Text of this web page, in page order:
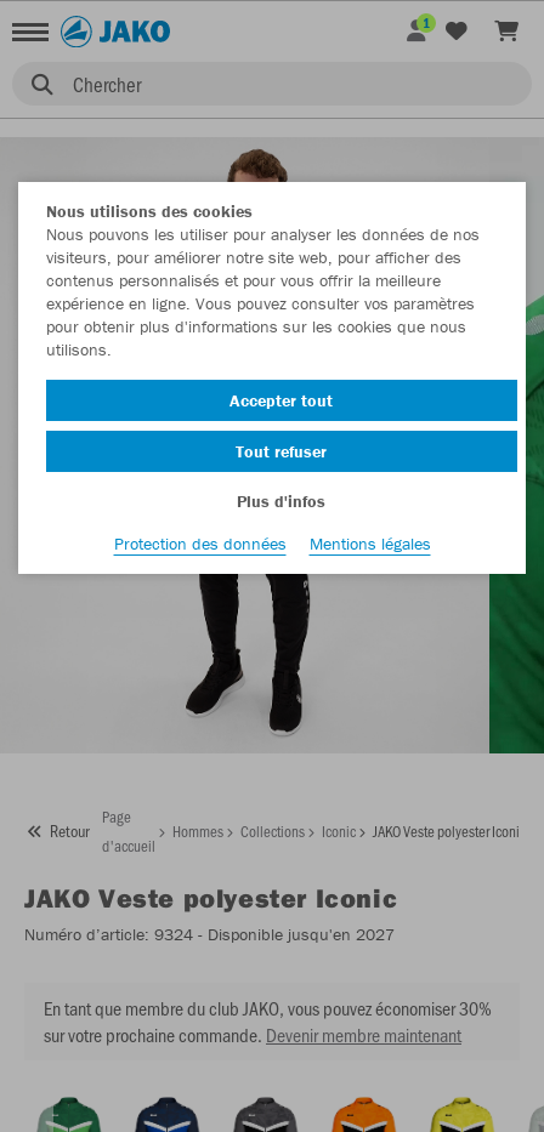
Chercher
1
Retour
Page
d'accueil
Hommes Collections Iconic JAKO Veste polyester Iconic
JAKO Veste polyester Iconic
Numéro d’article: 9324 - Disponible jusqu'en 2027
En tant que membre du club JAKO, vous pouvez économiser 30%
sur votre prochaine commande. Devenir membre maintenant
Nous utilisons des cookies
Nous pouvons les utiliser pour analyser les données de nos
visiteurs, pour améliorer notre site web, pour afficher des
contenus personnalisés et pour vous offrir la meilleure
expérience en ligne. Vous pouvez consulter vos paramètres
pour obtenir plus d'informations sur les cookies que nous
utilisons.
Accepter tout
Tout refuser
Plus d'infos
Protection des données
Mentions légales